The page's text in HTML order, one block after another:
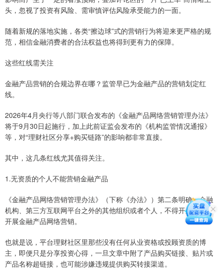
头，忽视了投资有风险、需审慎评估风险承受能力的一面。
随着新规的落地实施，各类“擦边球”式的营销行为将迎来更严格的规
范，相信金融消费者的合法权益也将得到更有力的保障。
这些红线需关注
金融产品营销的合规边界在哪？监管早已为金融产品的营销划定红
线。
2026年4月央行等八部门联合发布的《金融产品网络营销管理办法》
将于9月30日起施行，加上此前证监会发布的《机构监管情况通报》
等，对“理财社区分享+购买链路”的影响都非常直接。
其中，这几条红线尤其值得关注。
1.无资质的个人不能营销金融产品
《金融产品网络营销管理办法》（下称《办法》）第二条明确：金融
机构、第三方互联网平台之外的其他组织或者个人，不得开展或变相
开展金融产品网络营销。
也就是说，平台理财社区里那些没有任何从业资格或投顾资质的博
主，即便只是分享投资心得，一旦文章中附了产品购买链接、贴片或
产品名称超链接，也可能涉嫌违规提供购买转接渠道。